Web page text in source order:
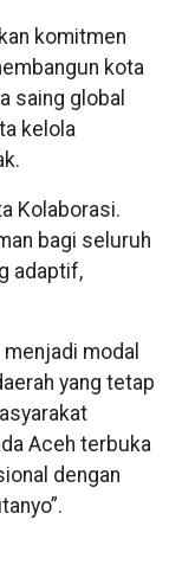
komitmen
kota
saing global
kelola
Kolaborasi.
bagi seluruh
adaptif,
modal
yang tetap
Aceh terbuka
dengan